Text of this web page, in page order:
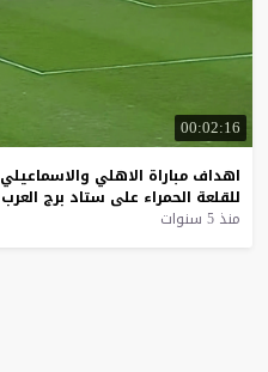
00:02:16
اهداف مباراة الاهلي والاسماعيلي
للقلعة الحمراء على ستاد برج العرب
منذ 5 سنوات